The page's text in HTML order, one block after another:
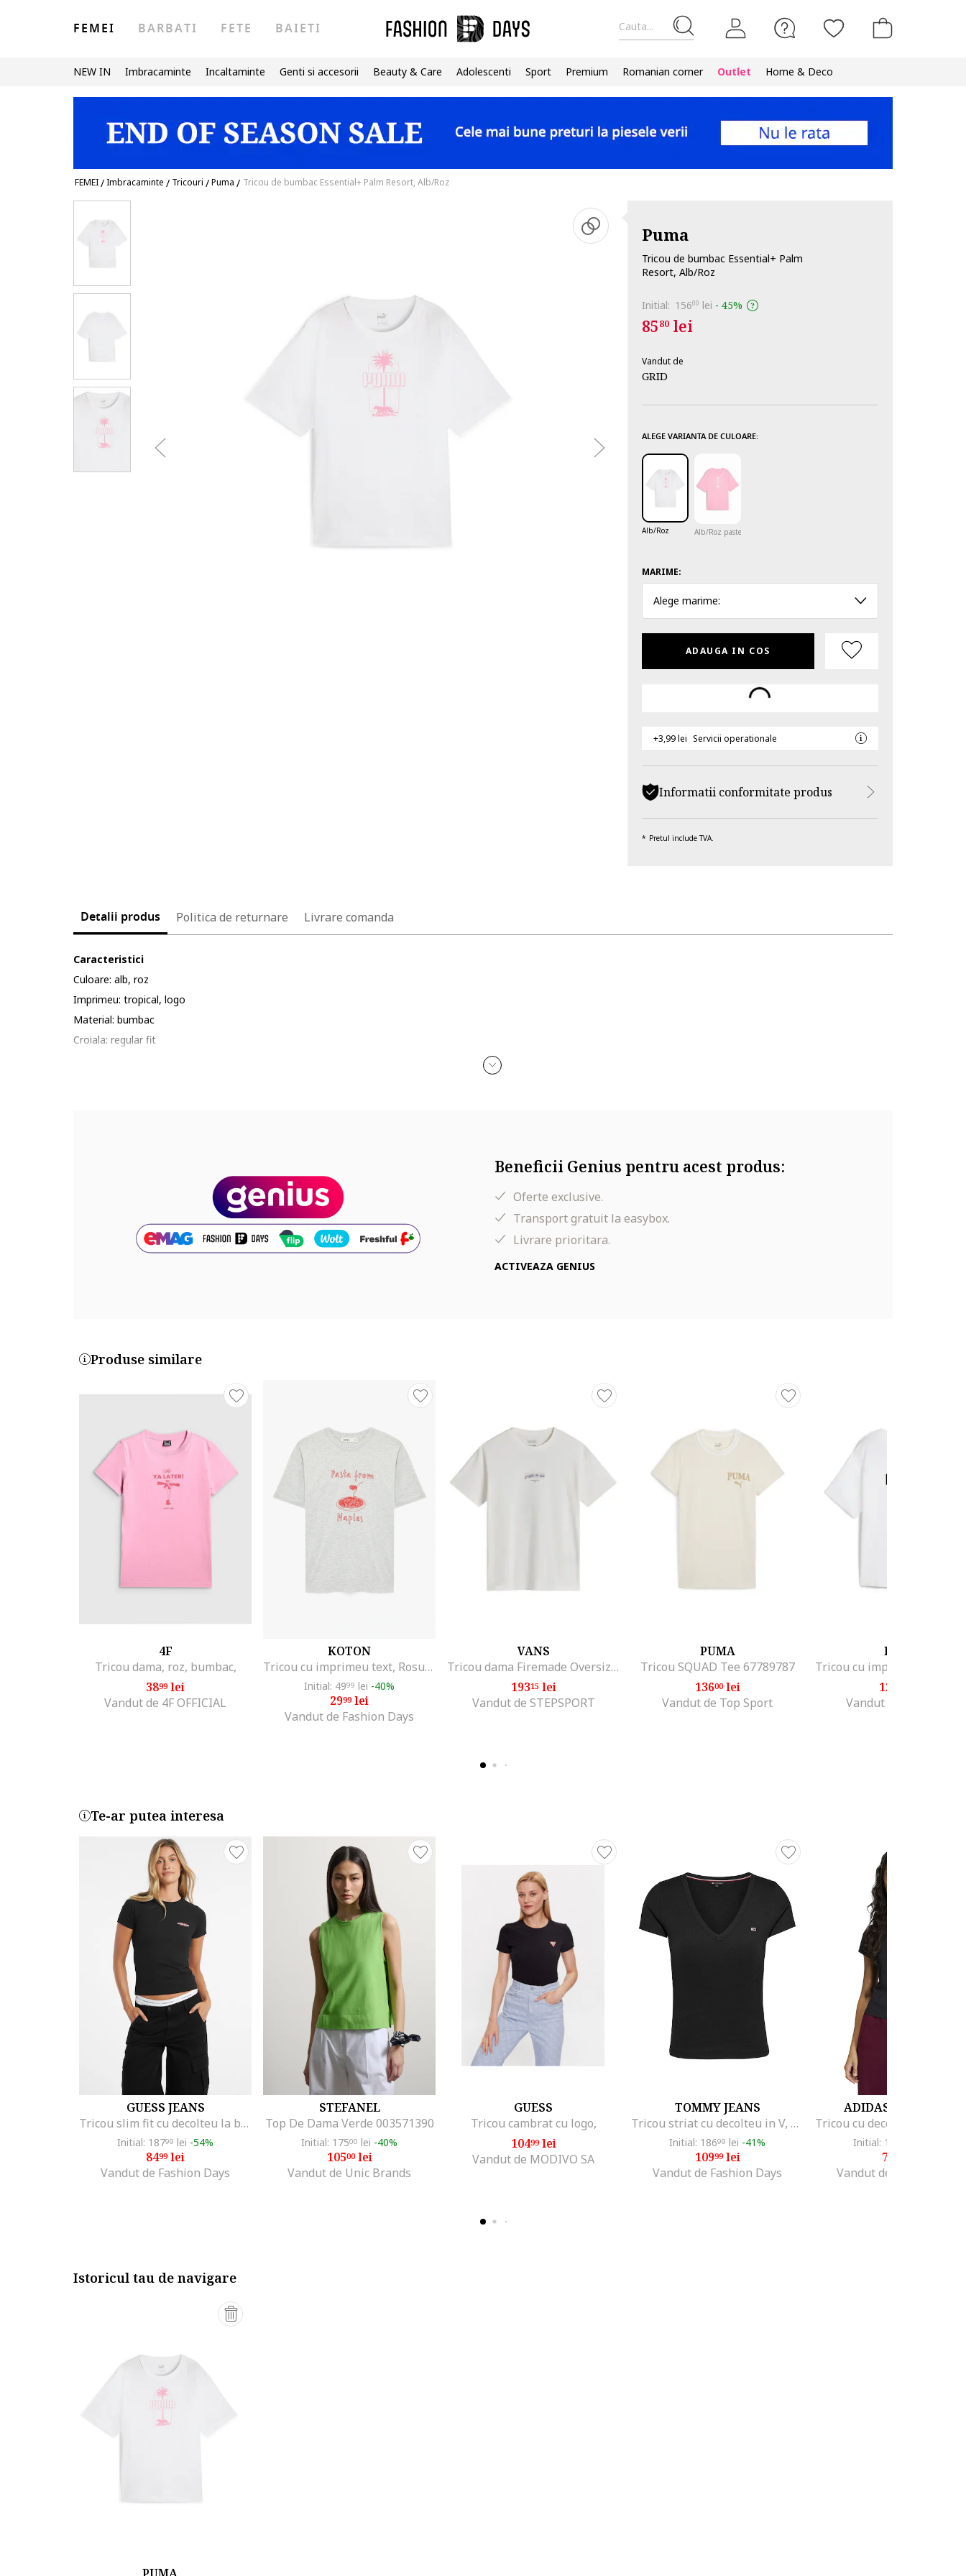
Cauta...
FEMEI BARBATI FETE BAIETI
NEW IN Imbracaminte Incaltaminte Genti si accesorii Beauty & Care Adolescenti Sport Premium Romanian corner Outlet Home & Deco
FEMEI/Imbracaminte / Tricouri /Puma / Tricou de bumbac Essential+ Palm Resort, Alb/Roz
Puma
Tricou de bumbac Essential+ Palm
Resort, Alb/Roz
Initial: 15600 lei - 45%
8580lei
Vandut de
GRID
ALEGE VARIANTA DE CULOARE:
Alb/Roz Alb/Roz pastel
MARIME:
Alege marime:
ADAUGA IN COS
+3,99 lei Servicii operationale
Informatii conformitate produs
Pretul include TVA.
Detalii produs Politica de returnare Livrare comanda
Caracteristici
Culoare: alb, roz
Imprimeu: tropical, logo
Material: bumbac
Croiala: regular fit
Beneficii Genius pentru acest produs:
Oferte exclusive.
Transport gratuit la easybox.
Livrare prioritara.
ACTIVEAZA GENIUS
Produse similare
4F
Tricou dama, roz, bumbac,
3899lei
Vandut de 4F OFFICIAL
KOTON
Tricou cu imprimeu text, Rosu/Gri melange
Initial: 4999 lei -40%
2999lei
Vandut de Fashion Days
VANS
Tricou dama Firemade Oversized, croiala lejera, bumbac, alb,
19315lei
Vandut de STEPSPORT
PUMA
Tricou SQUAD Tee 67789787
13600lei
Vandut de Top Sport
PUMA
125
Vandut de Top Sport
Te-ar putea interesa
GUESS JEANS
Tricou slim fit cu decolteu la baza gatului, Alb/Negru/Rosu stins
Initial: 18799 lei -54%
8499lei
Vandut de Fashion Days
STEFANEL
Top De Dama Verde 003571390
Initial: 17500 lei -40%
10500lei
Vandut de Unic Brands
GUESS
Tricou cambrat cu logo,
10499lei
Vandut de MODIVO SA
TOMMY JEANS
Tricou striat cu decolteu in V, Negru
Initial: 18699 lei -41%
10999lei
Vandut de Fashion Days
ADIDAS ORIGINALS
Initial: 131
79
Vandut de Fashion Days
Istoricul tau de navigare
PUMA